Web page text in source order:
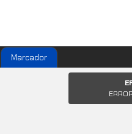
Marcador